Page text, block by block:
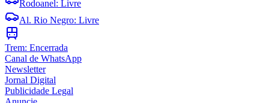
Rodoanel: Livre
Al. Rio Negro: Livre
Trem: Encerrada
Canal de WhatsApp
Newsletter
Jornal Digital
Publicidade Legal